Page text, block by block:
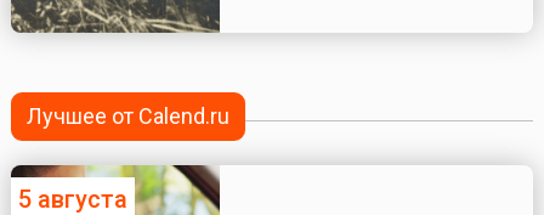
Лучшее от Calend.ru
5 августа